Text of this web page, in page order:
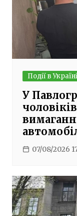
Події в Україні
У
07/08/2026